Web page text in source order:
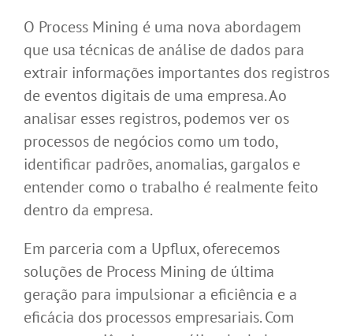
O Process Mining é uma nova abordagem
que usa técnicas de análise de dados para
extrair informações importantes dos registros
de eventos digitais de uma empresa. Ao
analisar esses registros, podemos ver os
processos de negócios como um todo,
identificar padrões, anomalias, gargalos e
entender como o trabalho é realmente feito
dentro da empresa.
Em parceria com a Upflux, oferecemos
soluções de Process Mining de última
geração para impulsionar a eficiência e a
eficácia dos processos empresariais. Com